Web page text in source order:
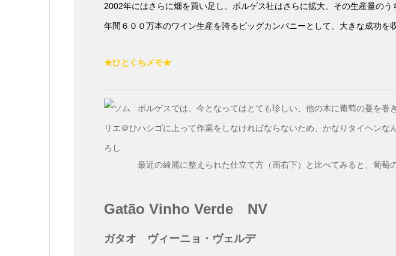
2002年にはさらに畑を買い足し、ボルゲス社はさらに拡大、その生産量の
年間６００万本のワイン生産を誇るビッグカンパニーとして、大きな成功を
★ひとくちメモ★
ボルゲスでは、今となってはとても珍しい、他の木に葡萄の蔓を
ハシゴに上って作業をしなければならないため、かなりタイヘンな
最近の綺麗に整えられた仕立て方（画右下）と比べてみると、葡萄
Gatão Vinho Verde NV
ガタオ ヴィーニョ・ヴェルデ